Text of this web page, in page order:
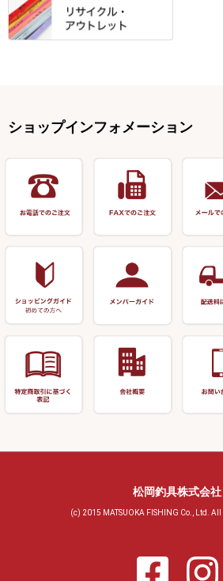
針外し・糸ほどき
逍遥（しょうよう）
玉網（高級品）
替網・仕付糸
玉置（高級品）
万力付お膳・うどん皿
先受・メスネジ・その他
仕掛箱・小物箱
ハリスメジャー系
松葉仕掛用
底取りアイテム
ハサミ
ポンプ
テント
リーズ
釣台 釣宝・その他
偏光サ
小物
防寒コ
すべて
浮子用素材
塗料用 筆
装飾品
リサイクル 竹竿（～19,999円）
リサイクル 竹竿（深山）
リサイクル 浮子
リサイクル 玉網・玉置・フラ
リサイクル 浮子箱・浮子筒・
アウトレット商品
ショップインフォメーション
松岡釣具株式会社
(c) 2015 MATSUOKA FISHING Co., Ltd. All